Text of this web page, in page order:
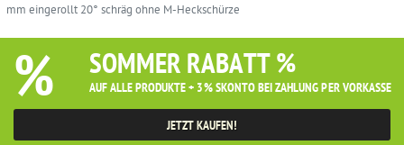
mm eingerollt 20° schräg ohne M-Heckschürze
% SOMMER RABATT %
AUF ALLE PRODUKTE + 3% SKONTO BEI ZAHLUNG PER VORKASSE
JETZT KAUFEN!